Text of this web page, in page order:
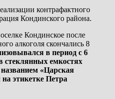
контрафактного
Кондинского района.
Кондинское после
алкоголя скончались 8
в период с 6
стеклянных емкостях
«Царская
этикетке Петра